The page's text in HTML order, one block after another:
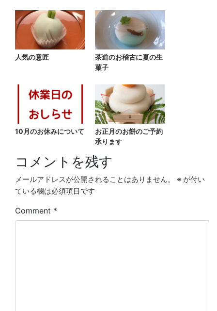
人気の意匠
茶道のお稽古に夏の生
菓子
10月のお休みについて
お正月のお餅のご予約
承ります
コメントを残す
メールアドレスが公開されることはありません。 ※ が付い
ている欄は必須項目です
Comment *